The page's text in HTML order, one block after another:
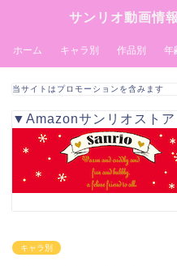
サンリオ動画情
ホーム キャラ別 作品別 年
当サイトはプロモーションを含みます
▼Amazonサンリオストア
キャラ別